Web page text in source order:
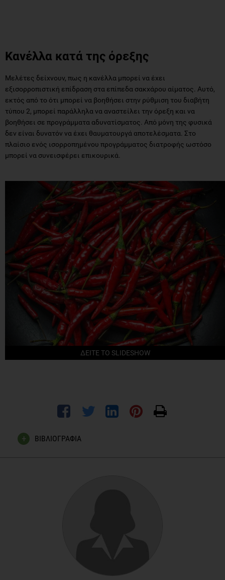
Κανέλλα κατά της όρεξης
Μελέτες δείχνουν, πως η κανέλλα μπορεί να έχει
εξισορροπιστική επίδραση στα επίπεδα σακχάρου αίματος. Αυτό,
εκτός από το ότι μπορεί να βοηθήσει στην ρύθμιση του διαβήτη
τύπου 2, μπορεί παράλληλα να αναστείλει την όρεξη και να
βοηθήσει σε προγράμματα αδυνατίσματος. Από μόνη της φυσικά
δεν είναι δυνατόν να έχει θαυματουργά αποτελέσματα. Στο
πλαίσιο ενός ισορροπημένου προγράμματος διατροφής ωστόσο
μπορεί να συνεισφέρει επικουρικά.
ΔΕΙΤΕ ΤΟ SLIDESHOW
ΒΙΒΛΙΟΓΡΑΦΙΑ
Murase T, Nagasawa A, Suzuki J. Beneficial effects of tea
catechins on diet-induced obesity: stimulation of lipid